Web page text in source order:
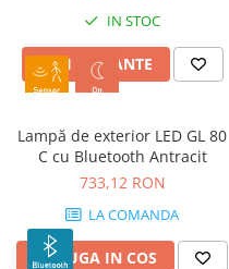
IN STOC
VEZI VARIANTE
Lampă de exterior LED GL 80
C cu Bluetooth Antracit
733,12 RON
LA COMANDA
ADAUGA IN COS